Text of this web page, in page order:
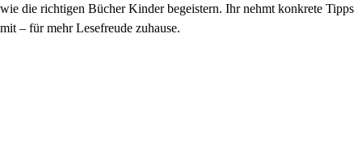
wie die richtigen Bücher Kinder begeistern. Ihr nehmt konkrete Tipps
mit – für mehr Lesefreude zuhause.